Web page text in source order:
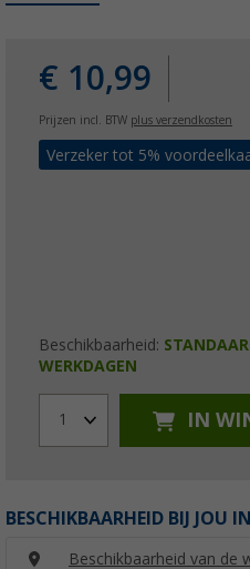
€ 10,99
Prijzen incl. BTW plus verzendkosten
Verzeker tot 5%
Beschikbaarheid:
WERKDAGEN
1 IN
BESCHIKBAARHEID BIJ JOU
Beschikbaarheid van de